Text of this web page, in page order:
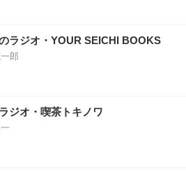
ラジオ・YOUR SEICHI BOOKS
郎
ジオ・喫茶トキノワ